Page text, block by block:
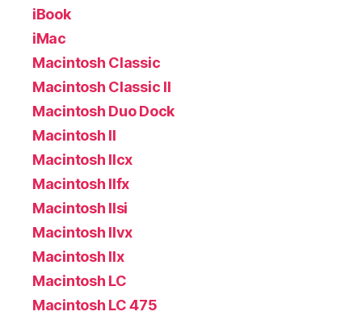
iBook
iMac
Macintosh Classic
Macintosh Classic II
Macintosh Duo Dock
Macintosh II
Macintosh IIcx
Macintosh IIfx
Macintosh IIsi
Macintosh IIvx
Macintosh IIx
Macintosh LC
Macintosh LC 475